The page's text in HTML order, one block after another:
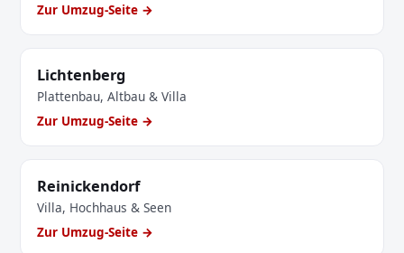
Zur Umzug-Seite →
Lichtenberg
Plattenbau, Altbau & Villa
Zur Umzug-Seite →
Reinickendorf
Villa, Hochhaus & Seen
Zur Umzug-Seite →